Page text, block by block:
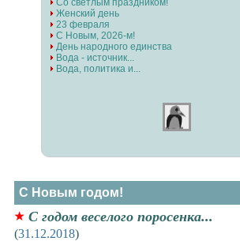
Со светлым праздником!
Женский день
23 февраля
С Новым, 2026-м!
День народного единства
Вода - источник...
Вода, политика и...
С Новым годом!
С годом веселого поросенка...
(31.12.2018)